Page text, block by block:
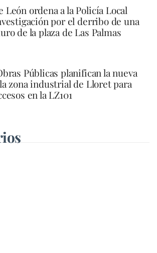
León ordena a la Policía Local
por el derribo de una
de la plaza de Las Palmas
Públicas planifican la nueva
zona industrial de Lloret para
en la LZ101